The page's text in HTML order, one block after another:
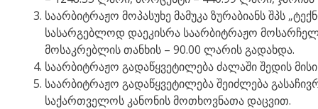
საარბიტრაჟო მოპასუხე მამუკა ზურაბიანს შპს
სასარგებლოდ დაეკისრა საარბიტრაჟო
მოსაკრებლის თანხის – 90.00 ლარის გადახდა.
საარბიტრაჟო გადაწყვეტილება ძალაში შედის
საარბიტრაჟო გადაწყვეტილება შეიძლება
საქართველოს კანონის მოთხოვნათა დაცვით.